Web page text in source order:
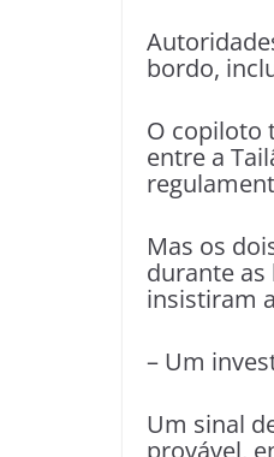
bordo,
O copiloto
entre a
Mas os
durante as
insistiram
– Um
Um sinal
provável,